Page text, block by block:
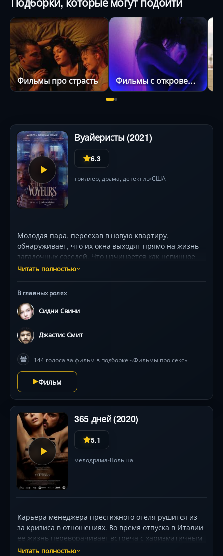
Фильмы про страсть Фильмы с откровенными сценами
Вуайеристы (2021)
6.3
триллер, драма, детектив•США
Молодая пара, переехав в новую квартиру,
обнаруживает, что их окна выходят прямо на жизнь
загадочных соседей. Что начинается как невинное
любопытство, превращается в опасную игру с
чужую жизнь — с визуальной эстетикой, держащей в
напряжении до финальных кадров.
Читать полностью
В главных ролях
Сидни Свини
Джастис Смит
144 голоса за фильм в подборке «Фильмы про секс»
Фильм
365 дней (2020)
5.1
мелодрама•Польша
Карьера менеджера престижного отеля рушится из-
за кризиса в отношениях. Во время отпуска в Италии
её жизнь переворачивает встреча с харизматичным
главой мафиозного клана — он похищает её, дав год
Читать полностью